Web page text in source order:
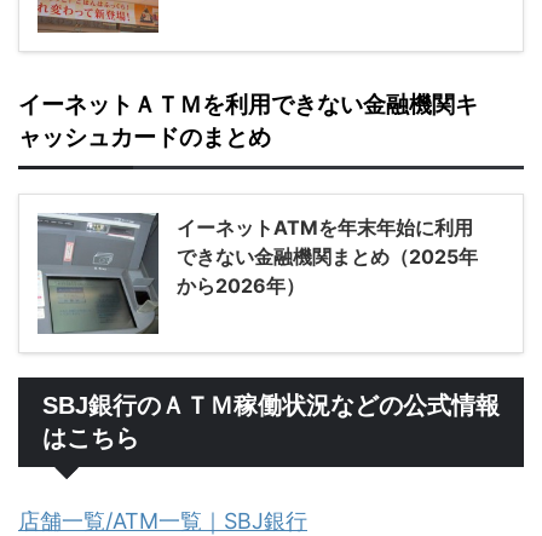
イーネットＡＴＭを利用できない金融機関キ
ャッシュカードのまとめ
イーネットATMを年末年始に利用
できない金融機関まとめ（2025年
から2026年）
SBJ銀行のＡＴＭ稼働状況などの公式情報
はこちら
店舗一覧/ATM一覧｜SBJ銀行